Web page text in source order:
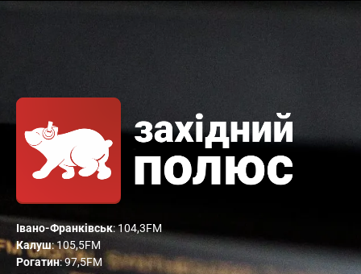
Івано-Франківськ: 104,3FM
Калуш: 105,5FM
Рогатин: 97,5FM